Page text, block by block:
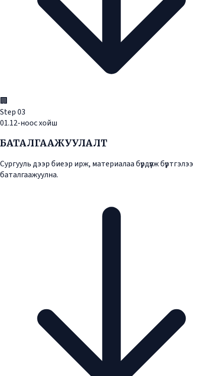
🏢
Step03
01.12-ноос хойш
БАТАЛГААЖУУЛАЛТ
Сургууль дээр биеэр ирж, материалаа бүрдүүлж бүртгэлээ
баталгаажуулна.